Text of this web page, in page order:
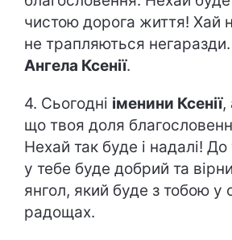
чистою дорога життя! Хай
не трапляються негаразди.
Ангела Ксенії.
4. Сьогодні іменини Ксенії,
що твоя доля
Нехай так буде і надалі!
у тебе буде добрий та
янгол, який буде з тобою у
радощах.